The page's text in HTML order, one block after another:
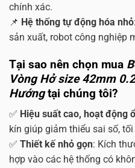
chính xác.
📌 Hệ thống tự động hóa nhỏ
sản xuất, robot công nghiệp
Tại sao nên chọn mua
Vòng Hở size 42mm
Hướngtại chúng tôi?
✅ Hiệu suất cao, hoạt động
kín giúp giảm thiểu sai số,
✅ Thiết kế nhỏ gọn: Kích
hợp vào các hệ thống có